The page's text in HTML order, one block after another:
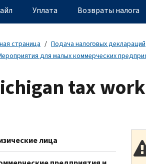
Уплата Возвраты налога
страница Подача налоговых деклараций
для малых коммерческих
tax
лица